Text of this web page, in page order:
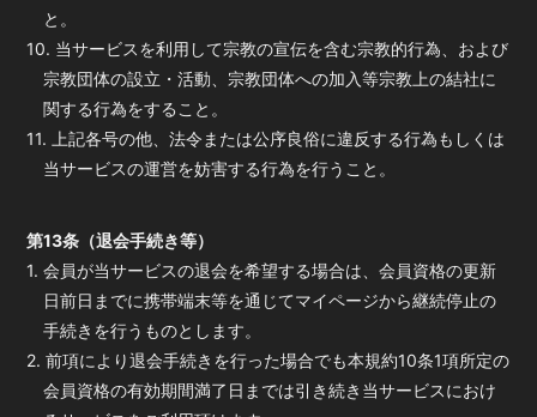
と。
10. 当サービスを利用して宗教の宣伝を含む宗教的行為、および
宗教団体の設立・活動、宗教団体への加入等宗教上の結社に
関する行為をすること。
11. 上記各号の他、法令または公序良俗に違反する行為もしくは
当サービスの運営を妨害する行為を行うこと。
第13条（退会手続き等）
1. 会員が当サービスの退会を希望する場合は、会員資格の更新
日前日までに携帯端末等を通じてマイページから継続停止の
手続きを行うものとします。
2. 前項により退会手続きを行った場合でも本規約10条1項所定の
会員資格の有効期間満了日までは引き続き当サービスにおけ